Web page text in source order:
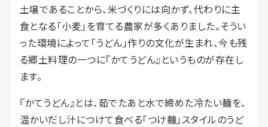
土壌であることから、米づくりには向かず、代わりに主
食となる「小麦」を育てる農家が多くありました。そうい
った環境によって「うどん」作りの文化が生まれ、今も残
る郷土料理の一つに『かてうどん』というものが存在し
ます。
『かてうどん』とは、茹でたあと水で締めた冷たい麺を、
温かいだし汁につけて食べる「つけ麺」スタイルのうど